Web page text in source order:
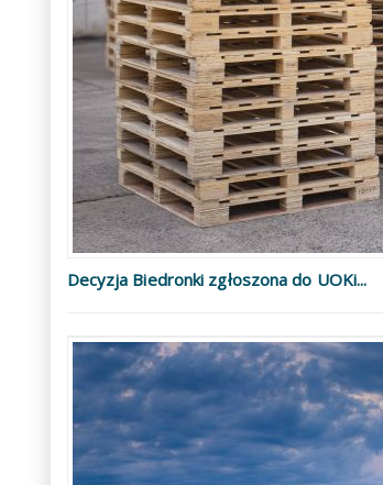
Decyzja Biedronki zgłoszona do UOKi...